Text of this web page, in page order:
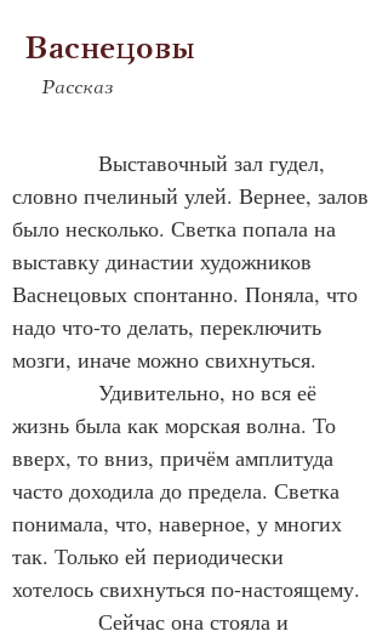
Васнецовы
Рассказ
Выставочный зал гудел,
словно пчелиный улей. Вернее, залов
было несколько. Светка попала на
выставку династии художников
Васнецовых спонтанно. Поняла, что
надо что-то делать, переключить
мозги, иначе можно свихнуться.
Удивительно, но вся её
жизнь была как морская волна. То
вверх, то вниз, причём амплитуда
часто доходила до предела. Светка
понимала, что, наверное, у многих
так. Только ей периодически
хотелось свихнуться по-настоящему.
Сейчас она стояла и